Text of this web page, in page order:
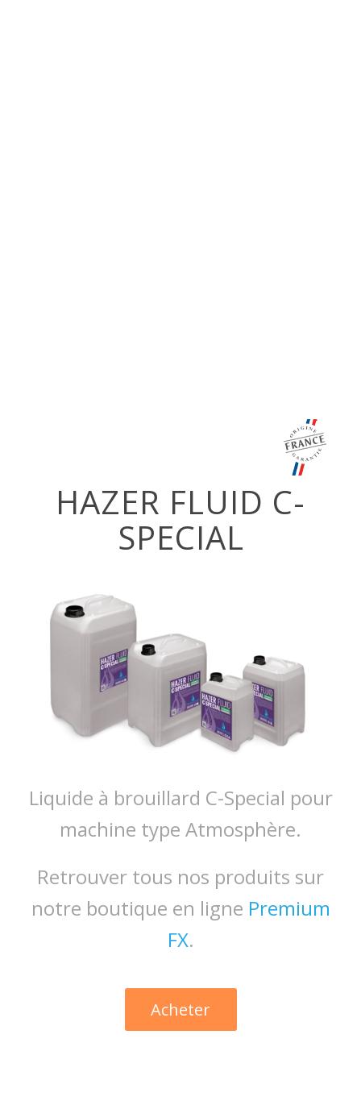
HAZER FLUID C-
SPECIAL
Liquide à brouillard C-Special pour
machine type Atmosphère.
Retrouver tous nos produits sur
notre boutique en ligne Premium
FX.
Acheter